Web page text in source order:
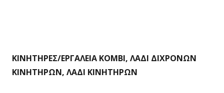
ΚΙΝΗΤΗΡΕΣ/ΕΡΓΑΛΕΙΑ KOMBI, ΛΑΔΙ ΔΙΧΡΟΝΩΝ
ΚΙΝΗΤΗΡΩΝ, ΛΑΔΙ ΚΙΝΗΤΗΡΩΝ